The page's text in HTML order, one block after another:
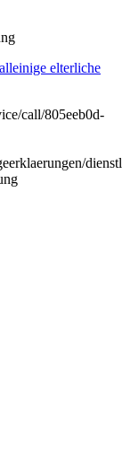
elterliche
call/805eeb0d-